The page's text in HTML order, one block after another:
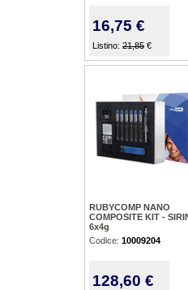
16,75 €
Listino: 21,85 €
RUBYCOMP NANO
COMPOSITE KIT -
6x4g
Codice: 10009204
128,60 €